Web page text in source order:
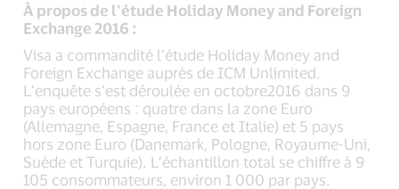
À propos de l’étude Holiday Money and Foreign
Exchange 2016 :
Visa a commandité l’étude Holiday Money and
Foreign Exchange auprès de ICM Unlimited.
L’enquête s’est déroulée en octobre2016 dans 9
pays européens : quatre dans la zone Euro
(Allemagne, Espagne, France et Italie) et 5 pays
hors zone Euro (Danemark, Pologne, Royaume-Uni,
Suède et Turquie). L’échantillon total se chiffre à 9
105 consommateurs, environ 1 000 par pays.